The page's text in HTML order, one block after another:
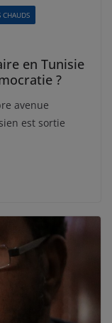
CHAUDS
en Tunisie
?
avenue
est sortie